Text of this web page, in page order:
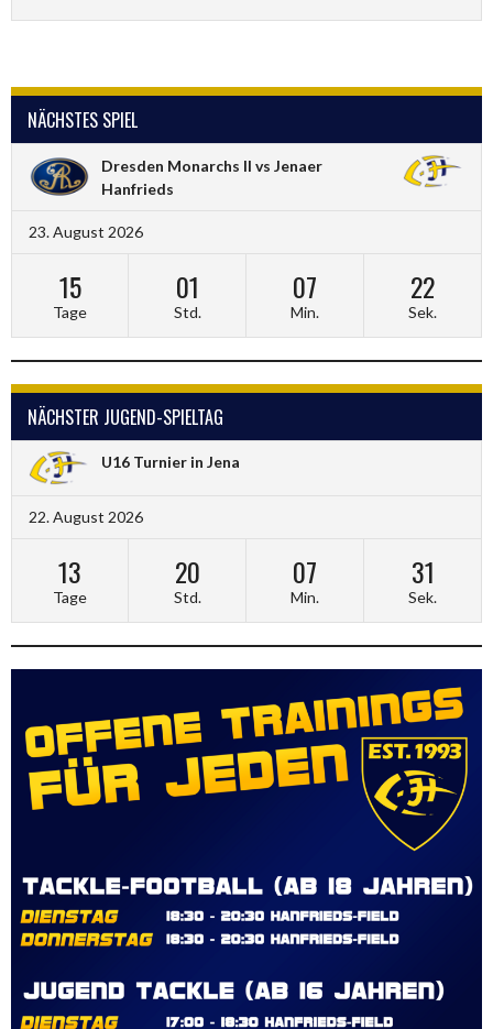
NÄCHSTES SPIEL
Dresden Monarchs II vs Jenaer
Hanfrieds
23. August 2026
15
Tage
01
Std.
07
Min.
22
Sek.
NÄCHSTER JUGEND-SPIELTAG
U16 Turnier in Jena
22. August 2026
13
Tage
20
Std.
07
Min.
31
Sek.